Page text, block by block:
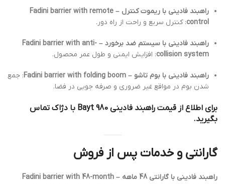
راهبند فادینی با ریموت کنترل – Fadini barrier with remote
control: کنترل سریع و راحت از راه دور.
راهبند فادینی با سیستم ضد برخورد – Fadini barrier with anti-
collision system: افزایش ایمنی و طول عمر محصول.
راهبند فادینی با بوم تاشو – Fadini barrier with folding boom
: جمع
شدن بوم در مواقع غیر ضروری و صرفه جویی در فضا.
برای اطلاع از قیمت راهبند فادینی Bayt 980 با دژاک تماس
بگیرید.
گارانتی و خدمات پس از فروش
راهبند فادینی با گارانتی 48 ماهه – Fadini barrier with 48-month